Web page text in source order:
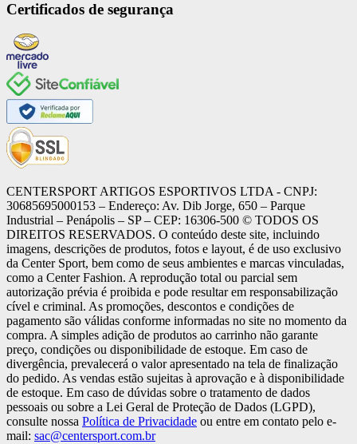
Certificados de segurança
CENTERSPORT ARTIGOS ESPORTIVOS LTDA - CNPJ:
30685695000153 – Endereço: Av. Dib Jorge, 650 – Parque
Industrial – Penápolis – SP – CEP: 16306-500 ©️ TODOS OS
DIREITOS RESERVADOS. O conteúdo deste site, incluindo
imagens, descrições de produtos, fotos e layout, é de uso exclusivo
da Center Sport, bem como de seus ambientes e marcas vinculadas,
como a Center Fashion. A reprodução total ou parcial sem
autorização prévia é proibida e pode resultar em responsabilização
cível e criminal. As promoções, descontos e condições de
pagamento são válidas conforme informadas no site no momento da
compra. A simples adição de produtos ao carrinho não garante
preço, condições ou disponibilidade de estoque. Em caso de
divergência, prevalecerá o valor apresentado na tela de finalização
do pedido. As vendas estão sujeitas à aprovação e à disponibilidade
de estoque. Em caso de dúvidas sobre o tratamento de dados
pessoais ou sobre a Lei Geral de Proteção de Dados (LGPD),
consulte nossa Política de Privacidade ou entre em contato pelo e-
mail: sac@centersport.com.br